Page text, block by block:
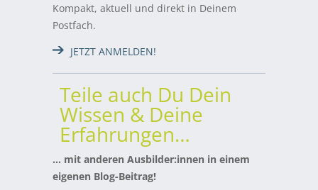
Kompakt, aktuell und direkt in Deinem
Postfach.
JETZT ANMELDEN!
Teile auch Du Dein
Wissen & Deine
Erfahrungen…
… mit anderen Ausbilder:innen in einem
eigenen Blog-Beitrag!